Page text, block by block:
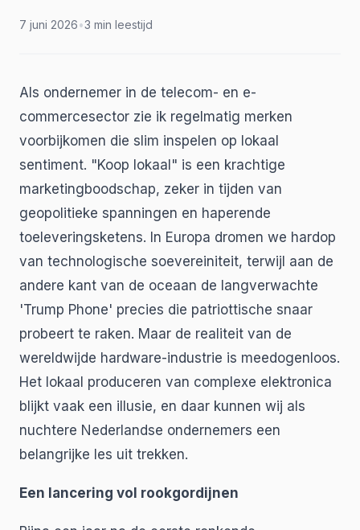
7 juni 2026•3 min leestijd
Als ondernemer in de telecom- en e-
commercesector zie ik regelmatig merken
voorbijkomen die slim inspelen op lokaal
sentiment. "Koop lokaal" is een krachtige
marketingboodschap, zeker in tijden van
geopolitieke spanningen en haperende
toeleveringsketens. In Europa dromen we hardop
van technologische soevereiniteit, terwijl aan de
andere kant van de oceaan de langverwachte
'Trump Phone' precies die patriottische snaar
probeert te raken. Maar de realiteit van de
wereldwijde hardware-industrie is meedogenloos.
Het lokaal produceren van complexe elektronica
blijkt vaak een illusie, en daar kunnen wij als
nuchtere Nederlandse ondernemers een
belangrijke les uit trekken.
Een lancering vol rookgordijnen